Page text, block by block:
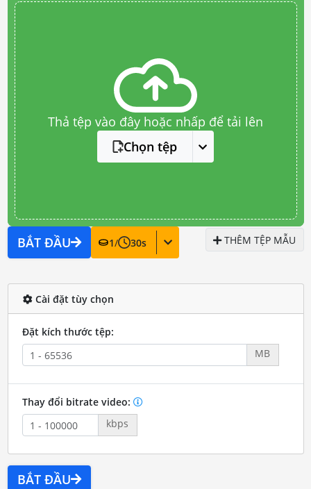
Thả tệp vào đây hoặc nhấp để tải lên
Chọn tệp
BẮT ĐẦU 1/ 30s THÊM TỆP MẪU
Cài đặt tùy chọn
Đặt kích thước tệp:
MB
Thay đổi bitrate video:
kbps
BẮT ĐẦU